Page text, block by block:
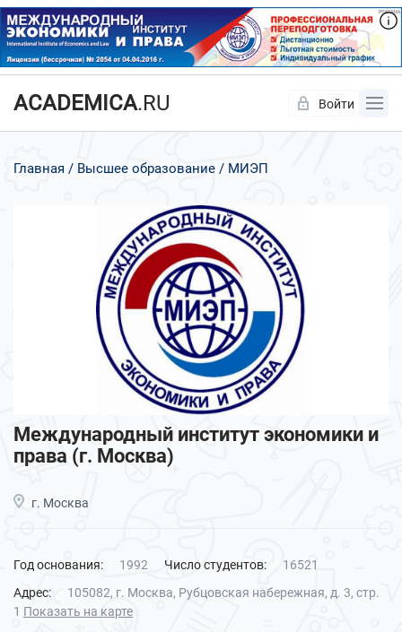
ACADEMICA.RU Войти
Главная Высшее образование МИЭП
Международный институт экономики и
права (г. Москва)
г. Москва
Год основания: 1992 Число студентов:
16521
Адрес:
105082, г. Москва, Рубцовская набережная, д. 3, стр.
1 Показать на карте
Да Нет